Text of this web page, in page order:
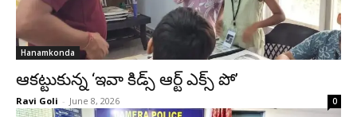
Hanamkonda
ఆకట్టుకున్న ‘ఇవా కిడ్స్ ఆర్ట్ ఎక్స్ పో’
Ravi Goli - June 8, 2026 0